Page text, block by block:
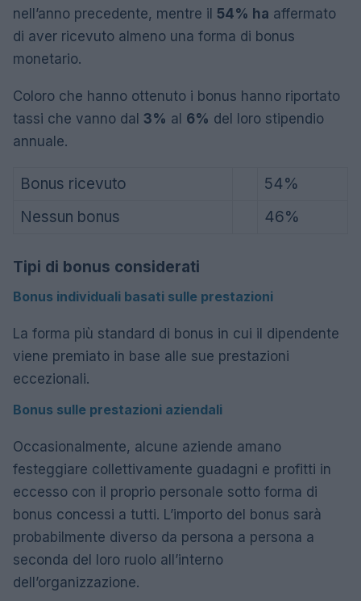
nell’anno precedente, mentre il 54% ha affermato
di aver ricevuto almeno una forma di bonus
monetario.
Coloro che hanno ottenuto i bonus hanno riportato
tassi che vanno dal 3% al 6% del loro stipendio
annuale.
Bonus ricevuto
54%
Nessun bonus
46%
Tipi di bonus considerati
Bonus individuali basati sulle prestazioni
La forma più standard di bonus in cui il dipendente
viene premiato in base alle sue prestazioni
eccezionali.
Bonus sulle prestazioni aziendali
Occasionalmente, alcune aziende amano
festeggiare collettivamente guadagni e profitti in
eccesso con il proprio personale sotto forma di
bonus concessi a tutti. L’importo del bonus sarà
probabilmente diverso da persona a persona a
seconda del loro ruolo all’interno
dell’organizzazione.